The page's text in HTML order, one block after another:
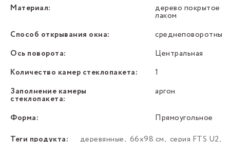
Материал:
дерево покрытое
лаком
Способ открывания окна:
среднеповоротный
Ось поворота:
Центральная
Количество камер стеклопакета:
1
Заполнение камеры
стеклопакета:
аргон
Форма:
Прямоугольное
Теги продукта:
деревянные, 66х98 см, серия FTS U2,